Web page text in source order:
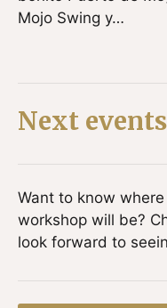
Mojo Swing y…
Next events
Want to know
workshop will be?
look forward to